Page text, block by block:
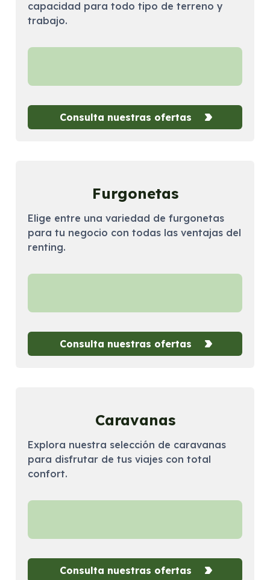
capacidad para todo tipo de terreno y
trabajo.
Consulta nuestras ofertas
Furgonetas
Elige entre una variedad de furgonetas
para tu negocio con todas las ventajas del
renting.
Consulta nuestras ofertas
Caravanas
Explora nuestra selección de caravanas
para disfrutar de tus viajes con total
confort.
Consulta nuestras ofertas